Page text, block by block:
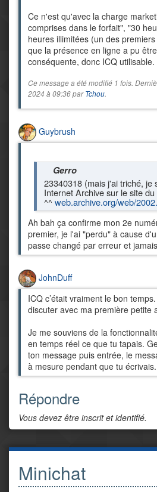
Ce n'est qu'avec la charge
comprises dans le forfait", "30
heures illimitées (un des
que la présence en ligne a pu
conséquente, donc ICQ utilisable.
Ce message a été modifié 1 fois.
2024 à 09:36 parTchou.
Guybrush
Gerro
23340318 (mais j'ai triché, je
Internet Archive sur le site
^^ web.archive.org/web/
Ah bah ça confirme mon 2e
premier, je l'ai "perdu" à cause
passe changé par erreur et
JohnDuff
ICQ c’était vraiment le bon temps.
discuter avec ma première petite
Je me souviens de la
en temps réel ce que tu tapais.
ton message puis entrée, le
à mesure pendant que tu écrivais.
Répondre
Vous devez être inscrit et identifié.
Minichat